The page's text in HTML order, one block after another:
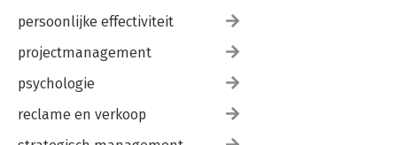
persoonlijke effectiviteit
projectmanagement
psychologie
reclame en verkoop